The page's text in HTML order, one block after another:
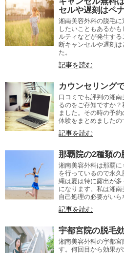
セルや遅刻はペ
湘南美容外科の脱毛
したいこともあるか
ルティなどが発生す
断キャンセルや遅刻
た。
記事を読む
カウンセリング
口コミでも評判の湘
るのをご存知ですか
ました。その時の予
体験をまとめましたの
記事を読む
那覇院の2種類の
湘南美容外科は那覇
を行っているので永
縄は夏は特に露出が
になります。私は湘
自己処理の必要がいら
記事を読む
宇都宮院の脱毛
湘南美容外科の宇都宮
す。何回目から効果